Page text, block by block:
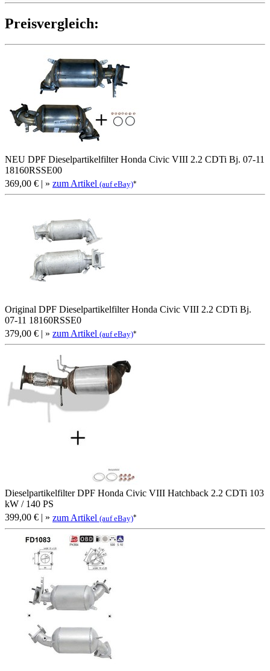
Preis­ver­gleich:
NEU DPF Dieselpartikelfilter Honda Civic VIII 2.2 CDTi Bj. 07-11
18160RSSE00
369,00 € | » zum Artikel (auf eBay)*
Original DPF Dieselpartikelfilter Honda Civic VIII 2.2 CDTi Bj.
07-11 18160RSSE0
379,00 € | » zum Artikel (auf eBay)*
Dieselpartikelfilter DPF Honda Civic VIII Hatchback 2.2 CDTi 103
kW / 140 PS
399,00 € | » zum Artikel (auf eBay)*